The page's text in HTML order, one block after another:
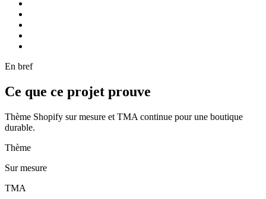
En bref
Ce que ce projet prouve
Thème Shopify sur mesure et TMA continue pour une boutique
durable.
Thème
Sur mesure
TMA